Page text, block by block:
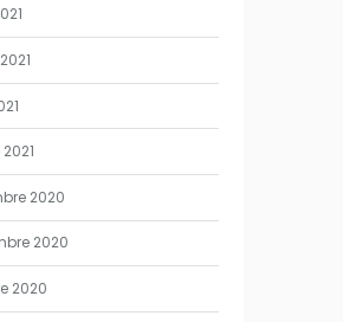
2021
2021
2020
2020
2020